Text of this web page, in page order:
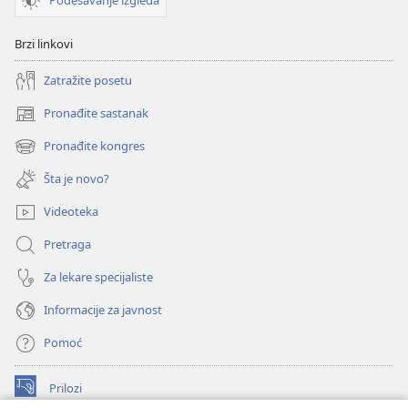
Brzi linkovi
Zatražite posetu
Pronađite sastanak
(otvara
novi
prozor)
Pronađite kongres
(otvara
novi
prozor)
Šta je novo?
Videoteka
Pretraga
Za lekare specijaliste
Informacije za javnost
Pomoć
Prilozi
(otvara